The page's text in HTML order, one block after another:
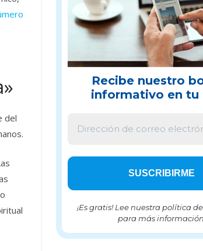
del
Recibe nuestro
informativo en tu
¡Es gratis! Lee nuestra política
para más información.